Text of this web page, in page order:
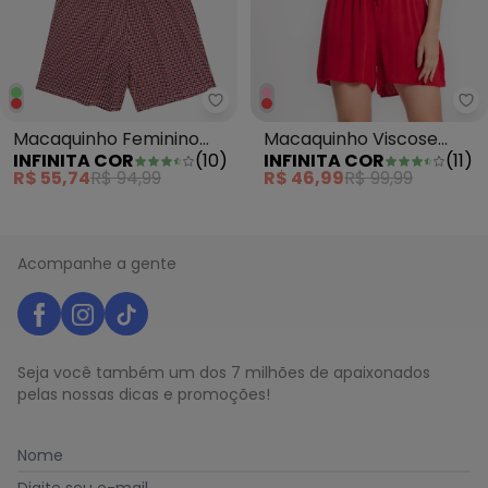
Infinita Cor - Macaquinho
Macaquinho Feminino
Vermelho
INFINITA COR (10)
R$ 55,74R$ 94,99
Macaquinho Viscose
Vermelho
INFINITA COR (11)
R$ 46,99R$ 99,99
Acompanhe a gente
Seja você também um dos 7 milhões de apaixonados
pelas nossas dicas e promoções!
Nome